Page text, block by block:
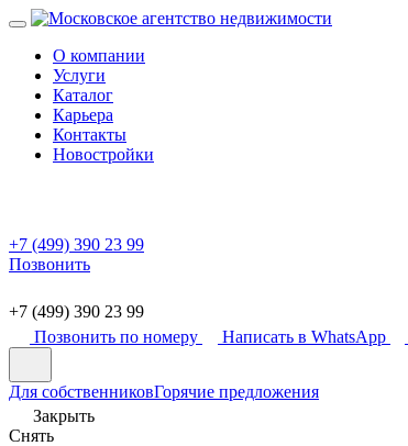
О компании
Услуги
Каталог
Карьера
Контакты
Новостройки
+7 (499) 390 23 99
Позвонить
+7 (499) 390 23 99
Позвонить по номеру
Написать в WhatsApp
Для собственниковГорячие предложения
Закрыть
Снять